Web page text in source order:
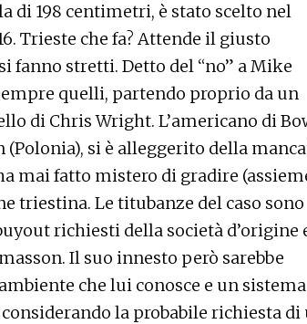
di 198 centimetri, è stato scelto nel
Trieste che fa? Attende il giusto
fanno stretti. Detto del “no” a Mike
quelli, partendo proprio da un
di Chris Wright. L’americano di
si è alleggerito della
mai fatto mistero di gradire
triestina. Le titubanze del caso sono
richiesti della società d’origine
Il suo innesto però sarebbe
che lui conosce e un sistema
la probabile richiesta di